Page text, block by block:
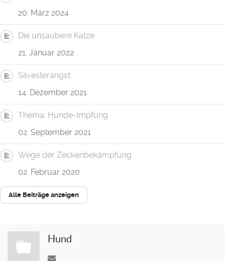
20. März 2024
Die unsaubere Katze
21. Januar 2022
Silvesterangst
14. Dezember 2021
Thema: Hunde-Impfung
02. September 2021
Wege der Zeckenbekämpfung
02. Februar 2020
Alle Beiträge anzeigen
Hund